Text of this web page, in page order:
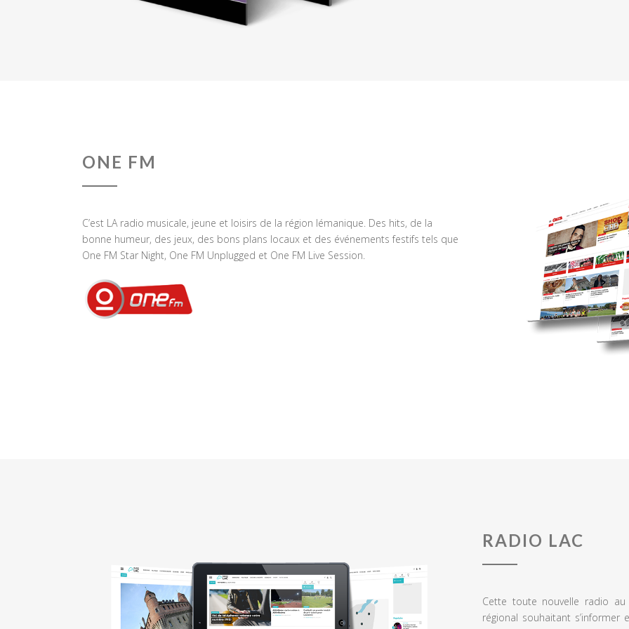
ONE FM
C’est LA radio musicale, jeune et loisirs de la région lémanique. Des hits, de la
bonne humeur, des jeux, des bons plans locaux et des événements festifs tels que
One FM Star Night, One FM Unplugged et One FM Live Session.
RADIO LAC
Cette toute nouvelle radio
régional souhaitant